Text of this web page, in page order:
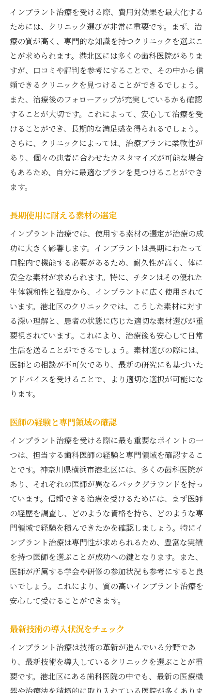
インプラント治療を受ける際、費用対効果を最大化する
ためには、クリニック選びが非常に重要です。まず、治
療の質が高く、専門的な知識を持つクリニックを選ぶこ
とが求められます。港北区には多くの歯科医院がありま
すが、口コミや評判を参考にすることで、その中から信
頼できるクリニックを見つけることができるでしょう。
また、治療後のフォローアップが充実しているかも確認
することが大切です。これによって、安心して治療を受
けることができ、長期的な満足感を得られるでしょう。
さらに、クリニックによっては、治療プランに柔軟性が
あり、個々の患者に合わせたカスタマイズが可能な場合
もあるため、自分に最適なプランを見つけることができ
ます。
長期使用に耐える素材の選定
インプラント治療では、使用する素材の選定が治療の成
功に大きく影響します。インプラントは長期にわたって
口腔内で機能する必要があるため、耐久性が高く、体に
安全な素材が求められます。特に、チタンはその優れた
生体親和性と強度から、インプラントに広く使用されて
います。港北区のクリニックでは、こうした素材に対す
る深い理解と、患者の状態に応じた適切な素材選びが重
要視されています。これにより、治療後も安心して日常
生活を送ることができるでしょう。素材選びの際には、
医師との相談が不可欠であり、最新の研究にも基づいた
アドバイスを受けることで、より適切な選択が可能にな
ります。
医師の経験と専門領域の確認
インプラント治療を受ける際に最も重要なポイントの一
つは、担当する歯科医師の経験と専門領域を確認するこ
とです。神奈川県横浜市港北区には、多くの歯科医院が
あり、それぞれの医師が異なるバックグラウンドを持っ
ています。信頼できる治療を受けるためには、まず医師
の経歴を調査し、どのような資格を持ち、どのような専
門領域で経験を積んできたかを確認しましょう。特にイ
ンプラント治療は専門性が求められるため、豊富な実績
を持つ医師を選ぶことが成功への鍵となります。また、
医師が所属する学会や研修の参加状況も参考にすると良
いでしょう。これにより、質の高いインプラント治療を
安心して受けることができます。
最新技術の導入状況をチェック
インプラント治療は技術の革新が進んでいる分野であ
り、最新技術を導入しているクリニックを選ぶことが重
要です。港北区にある歯科医院の中でも、最新の医療機